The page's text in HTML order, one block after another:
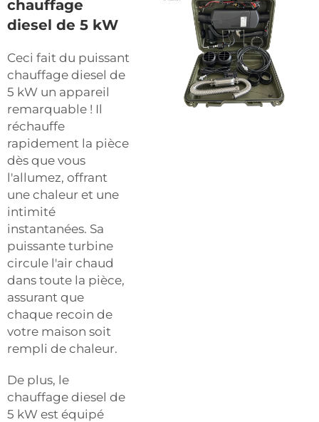
chauffage
diesel de 5 kW
Ceci fait du puissant
chauffage diesel de
5 kW un appareil
remarquable ! Il
réchauffe
rapidement la pièce
dès que vous
l'allumez, offrant
une chaleur et une
intimité
instantanées. Sa
puissante turbine
circule l'air chaud
dans toute la pièce,
assurant que
chaque recoin de
votre maison soit
rempli de chaleur.
De plus, le
chauffage diesel de
5 kW est équipé